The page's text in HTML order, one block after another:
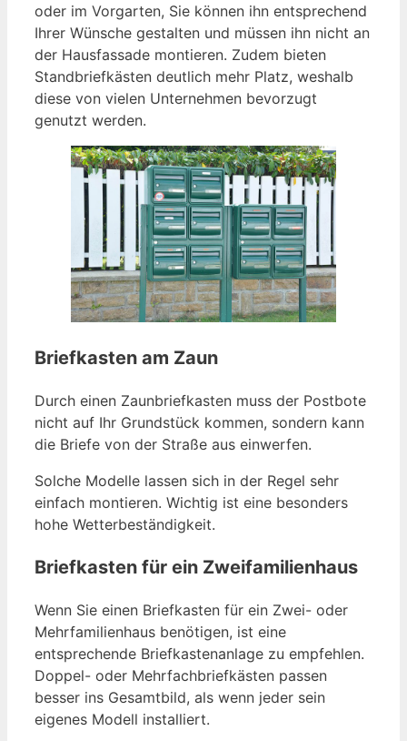
oder im Vorgarten, Sie können ihn entsprechend
Ihrer Wünsche gestalten und müssen ihn nicht an
der Hausfassade montieren. Zudem bieten
Standbriefkästen deutlich mehr Platz, weshalb
diese von vielen Unternehmen bevorzugt
genutzt werden.
Briefkasten am Zaun
Durch einen Zaunbriefkasten muss der Postbote
nicht auf Ihr Grundstück kommen, sondern kann
die Briefe von der Straße aus einwerfen.
Solche Modelle lassen sich in der Regel sehr
einfach montieren. Wichtig ist eine besonders
hohe Wetterbeständigkeit.
Briefkasten für ein Zweifamilienhaus
Wenn Sie einen Briefkasten für ein Zwei- oder
Mehrfamilienhaus benötigen, ist eine
entsprechende Briefkastenanlage zu empfehlen.
Doppel- oder Mehrfachbriefkästen passen
besser ins Gesamtbild, als wenn jeder sein
eigenes Modell installiert.